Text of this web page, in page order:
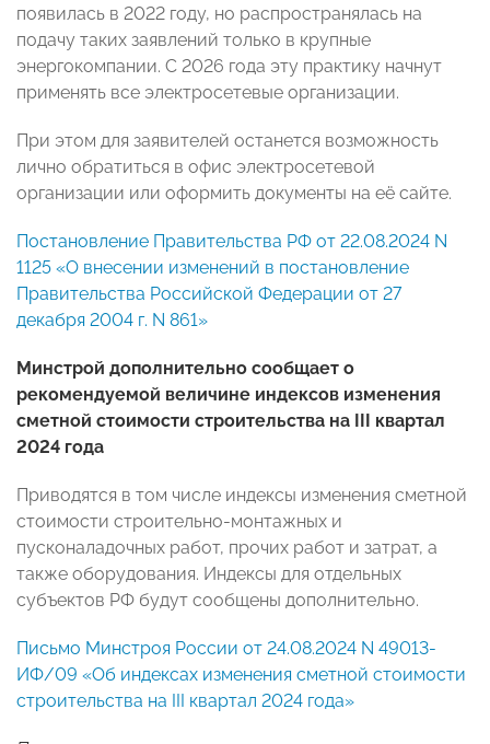
появилась в 2022 году, но распространялась на
подачу таких заявлений только в крупные
энергокомпании. С 2026 года эту практику начнут
применять все электросетевые организации.
При этом для заявителей останется возможность
лично обратиться в офис электросетевой
организации или оформить документы на её сайте.
Постановление Правительства РФ от 22.08.2024 N
1125 «О внесении изменений в постановление
Правительства Российской Федерации от 27
декабря 2004 г. N 861»
Минстрой дополнительно сообщает о
рекомендуемой величине индексов изменения
сметной стоимости строительства на III квартал
2024 года
Приводятся в том числе индексы изменения сметной
стоимости строительно-монтажных и
пусконаладочных работ, прочих работ и затрат, а
также оборудования. Индексы для отдельных
субъектов РФ будут сообщены дополнительно.
Письмо Минстроя России от 24.08.2024 N 49013-
ИФ/09 «Об индексах изменения сметной стоимости
строительства на III квартал 2024 года»